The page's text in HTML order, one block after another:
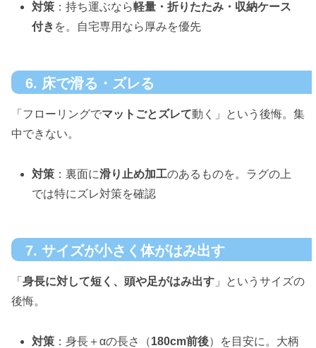
対策 ：持ち運ぶなら軽量・折りたたみ・収納ケース
付き を。自宅専用なら厚みを優先
6. 床で滑る・ズレる
「フローリングでマットごとズレて動く」という後悔。集
中できない。
対策 ：裏面に滑り止め加工のあるものを。ラグの上
では特にズレ対策を確認
7. サイズが小さく体がはみ出す
「 身長に対して短く、頭や足がはみ出す 」というサイズの
後悔。
対策 ：身長＋αの長さ（180cm前後）を目安に。大柄